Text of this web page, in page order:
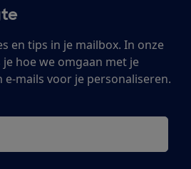
en tips in je mailbox. In onze
je hoe we omgaan met je
e-mails voor je personaliseren.